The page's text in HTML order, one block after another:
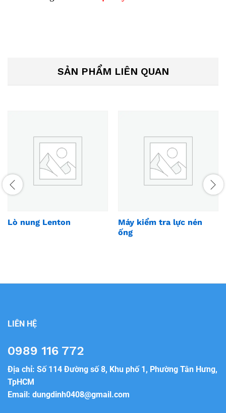
SẢN PHẨM LIÊN QUAN
Lò nung Lenton
Máy kiểm tra lực nén
ống
LIÊN HỆ
0989 116 772
Địa chỉ: Số 114 Đường số 8, Khu phố 1, Phường Tân Hưng,
TpHCM
Email: dungdinh0408@gmail.com